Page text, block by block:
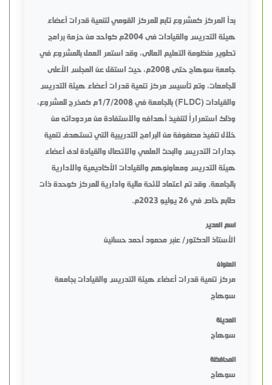
بدأ المركز كمشروع تابع للمركز القومي لتنمية قدرات أعضاء
هيئة التدريس والقيادات فى 2004م كواحد من حزمة برامج
تطوير منظومة التعليم العالى، وقد استمر العمل بالمشروع في
جامعة سوهاج حتى 2008م، حيث استقل عن المجلس الأعلى
للجامعات، وتم تأسيس مركز تنمية قدرات أعضاء هيئة التدريس
والقيادات (FLDC) بالجامعة في 1/7/2008م كمخرج للمشروع،
وذلك استمراراً لتنفيذ أهدافه والاستفادة من مردوداته من
خلال تنفيذ مصفوفة من البرامج التدريبية التي تستهدف تنمية
جدارات التدريس والبحث العلمي والاتصال والقيادة لدى أعضاء
هيئة التدريس ومعاونوهم والقيادات الأكاديمية والادارية
بالجامعة. وقد تم اعتماد لائحة مالية وادارية للمركز كوحدة ذات
طابع خاص في 26 يوليو 2023م.
اسم المدير
الأستاذ الدكتور/ عنبر محمود أحمد حسانين
العنوان
مركز تنمية قدرات أعضاء هيئة التدريس والقيادات بجامعة
سوهاج
المدينة
سوهاج
المحافظة
سوهاج